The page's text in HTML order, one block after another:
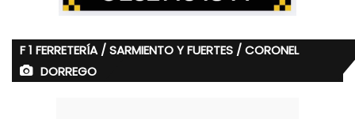
F 1 FERRETERÍA / SARMIENTO Y FUERTES / CORONEL
DORREGO